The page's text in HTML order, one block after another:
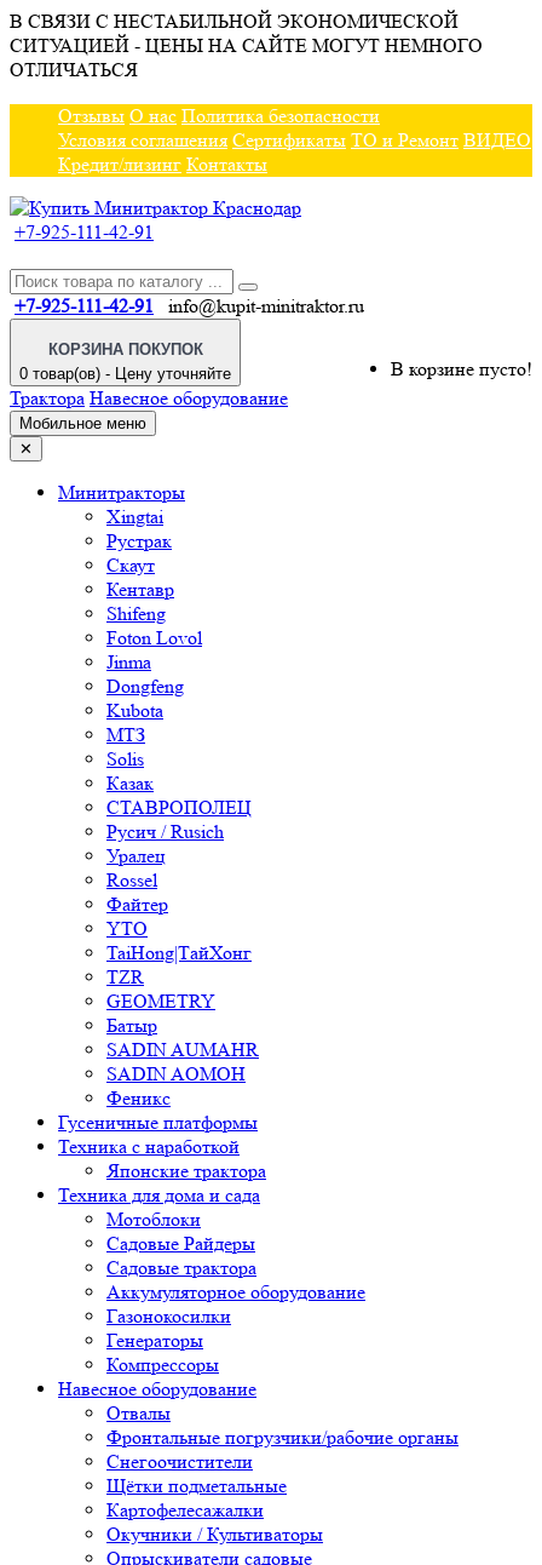
В СВЯЗИ С НЕСТАБИЛЬНОЙ ЭКОНОМИЧЕСКОЙ
СИТУАЦИЕЙ - ЦЕНЫ НА САЙТЕ МОГУТ НЕМНОГО
ОТЛИЧАТЬСЯ
Отзывы О нас Политика безопасности
Условия соглашения Сертификаты ТО и Ремонт ВИДЕО
Кредит/лизинг Контакты
+7-925-111-42-91
+7-925-111-42-91 info@kupit-minitraktor.ru
КОРЗИНА ПОКУПОК
0 товар(ов) - Цену уточняйте
В корзине пусто!
Трактора Навесное оборудование
Мобильное меню
✕
Минитракторы
Xingtai
Рустрак
Скаут
Кентавр
Shifeng
Foton Lovol
Jinma
Dongfeng
Kubota
МТЗ
Solis
Казак
СТАВРОПОЛЕЦ
Русич / Rusich
Уралец
Rossel
Файтер
YTO
TaiHong|ТайХонг
TZR
GEOMETRY
Батыр
SADIN AUMAHR
SADIN AOMOH
Феникс
Гусеничные платформы
Техника с наработкой
Японские трактора
Техника для дома и сада
Мотоблоки
Садовые Райдеры
Садовые трактора
Аккумуляторное оборудование
Газонокосилки
Генераторы
Компрессоры
Навесное оборудование
Отвалы
Фронтальные погрузчики/рабочие органы
Снегоочистители
Щётки подметальные
Картофелесажалки
Окучники / Культиваторы
Опрыскиватели садовые